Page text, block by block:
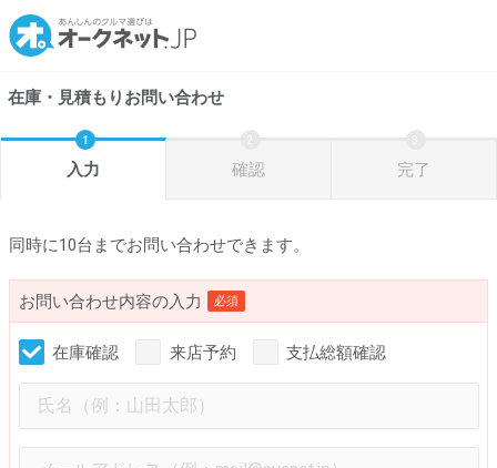
在庫・見積もりお問い合わせ
入力 確認 完了
同時に10台までお問い合わせできます。
お問い合わせ内容の入力 必須
在庫確認 来店予約 支払総額確認